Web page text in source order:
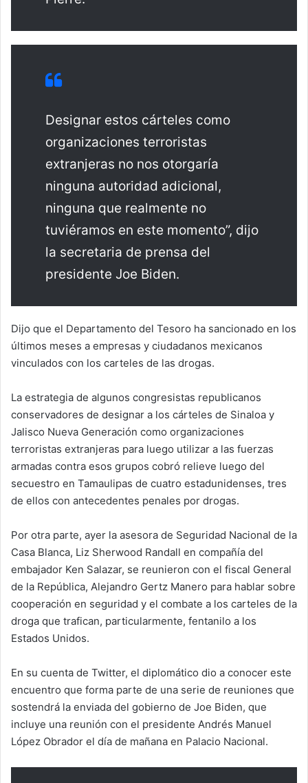
Designar estos cárteles como
organizaciones terroristas
extranjeras no nos otorgaría
ninguna autoridad adicional,
ninguna que realmente no
tuviéramos en este momento”, dijo
la secretaria de prensa del
presidente Joe Biden.
Dijo que el Departamento del Tesoro ha sancionado en los
últimos meses a empresas y ciudadanos mexicanos
vinculados con los carteles de las drogas.
La estrategia de algunos congresistas republicanos
conservadores de designar a los cárteles de Sinaloa y
Jalisco Nueva Generación como organizaciones
terroristas extranjeras para luego utilizar a las fuerzas
armadas contra esos grupos cobró relieve luego del
secuestro en Tamaulipas de cuatro estadunidenses, tres
de ellos con antecedentes penales por drogas.
Por otra parte, ayer la asesora de Seguridad Nacional de la
Casa Blanca, Liz Sherwood Randall en compañía del
embajador Ken Salazar, se reunieron con el fiscal General
de la República, Alejandro Gertz Manero para hablar sobre
cooperación en seguridad y el combate a los carteles de la
droga que trafican, particularmente, fentanilo a los
Estados Unidos.
En su cuenta de Twitter, el diplomático dio a conocer este
encuentro que forma parte de una serie de reuniones que
sostendrá la enviada del gobierno de Joe Biden, que
incluye una reunión con el presidente Andrés Manuel
López Obrador el día de mañana en Palacio Nacional.